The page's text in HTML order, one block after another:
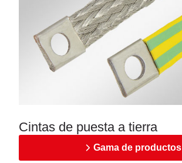
Cintas de puesta a tierra
Gama de productos